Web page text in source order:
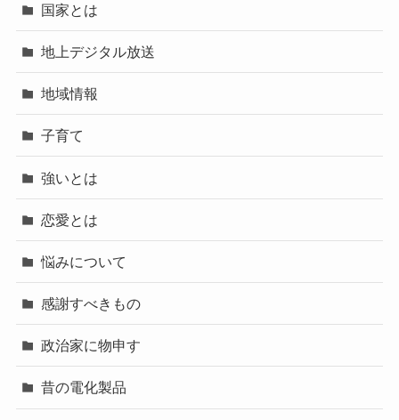
国家とは
地上デジタル放送
地域情報
子育て
強いとは
恋愛とは
悩みについて
感謝すべきもの
政治家に物申す
昔の電化製品